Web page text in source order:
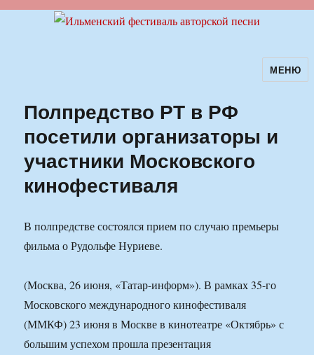
Ильменский фестиваль авторскойМЕНЮ
Полпредство РТ в РФ
посетили организаторы и
участники Московского
кинофестиваля
В полпредстве состоялся прием по случаю премьеры
фильма о Рудольфе Нуриеве.
(Москва, 26 июня, «Татар-информ»). В рамках 35-го
Московского международного кинофестиваля
(ММКФ) 23 июня в Москве в кинотеатре «Октябрь» с
большим успехом прошла презентация